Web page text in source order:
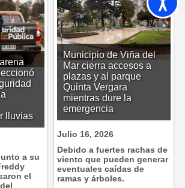
lluvias
a su
el
Municipio de Viña del
Mar cierra accesos a
plazas y al parque
Quinta Vergara
mientras dure la
emergencia
Julio 16, 2026
Debido a fuertes rachas de
viento que pueden generar
eventuales caídas de
ramas y árboles.